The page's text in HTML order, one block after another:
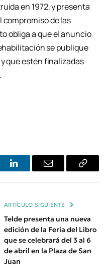
en 1972, y presenta
compromiso de las
obliga a que el anuncio
se publique
que estén finalizadas
LinkedInEmail
Copiar
ARTÍCULO SIGUIENTE
Telde presenta una nueva
edición de la Feria del Libro
que se celebrará del 3 al 6
de abril en la Plaza de San
Juan